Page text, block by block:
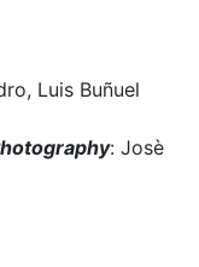
Luis Buñuel
: Josè